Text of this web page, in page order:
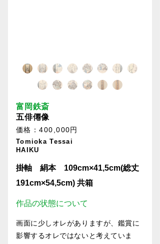
富岡鉄斎
五俳僊像
価格：400,000円
Tomioka Tessai
HAIKU
掛軸 絹本 109cm×41,5cm(総丈
191cm×54,5cm) 共箱
作品の状態について
画面に少しオレがありますが、鑑賞に
影響するオレではないと考えていま